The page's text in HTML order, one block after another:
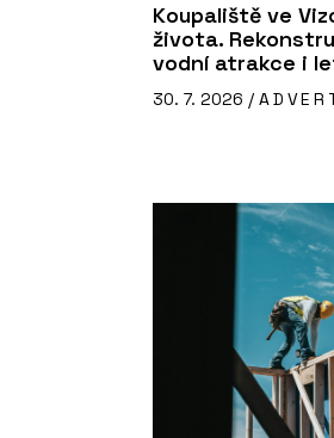
Koupaliště ve
života.
vodní atrakce i
30. 7. 2026 /